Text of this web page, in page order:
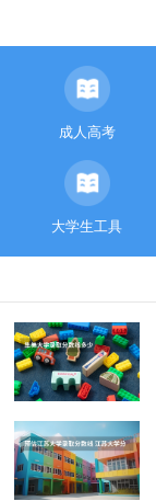
成人高考
大学生工具